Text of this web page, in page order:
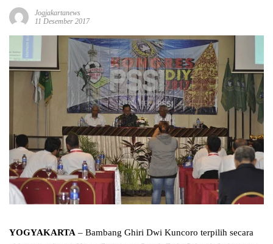
Jogjakartanews
11 Desember 2017
YOGYAKARTA – Bambang Ghiri Dwi Kuncoro terpilih secara